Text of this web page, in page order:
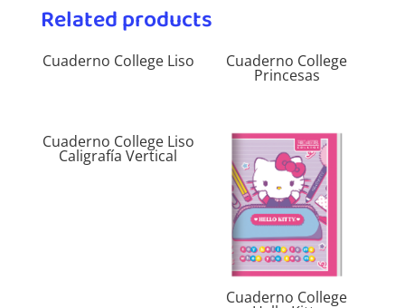
Related products
Cuaderno College Liso Cuaderno College
Princesas
Cuaderno College Liso
Caligrafía Vertical
Cuaderno College